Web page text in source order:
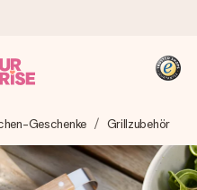
vor und schicken es
zum richtigen Zeitpunkt
meisten zählt.
Geschenke Grillzubehör